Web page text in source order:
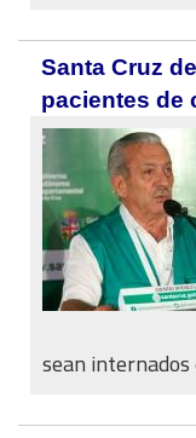
Santa Cruz
pacientes de
sean internados